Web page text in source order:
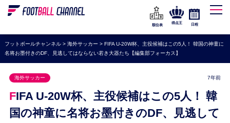
WEリーグ
海外サッカー
プレミアリーグ
ラ・リーガ
セリエA
ブンデスリーガ
順位表
得点王 日程
フットボールチャンネル> 海外サッカー > FIFA U-20W杯、主役候補はこの5人！ 韓国の神童に
名将お墨付きのDF、見逃してはならない若き大器たち【編集部フォーカス】
海外サッカー 7年前
FIFA U-20W杯、主役候補はこの5人！ 韓
国の神童に名将お墨付きのDF、見逃して